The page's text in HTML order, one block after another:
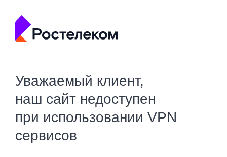
Уважаемый клиент,
наш сайт недоступен
при использовании VPN
сервисов